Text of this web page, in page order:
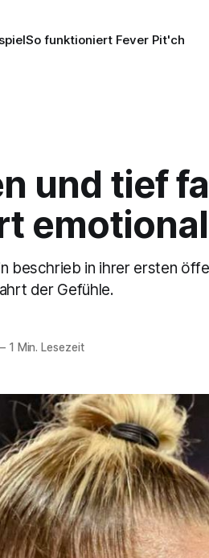
So funktioniert Fever Pit'ch
und tief
beschrieb in ihrer ersten
der Gefühle.
1 Min. Lesezeit